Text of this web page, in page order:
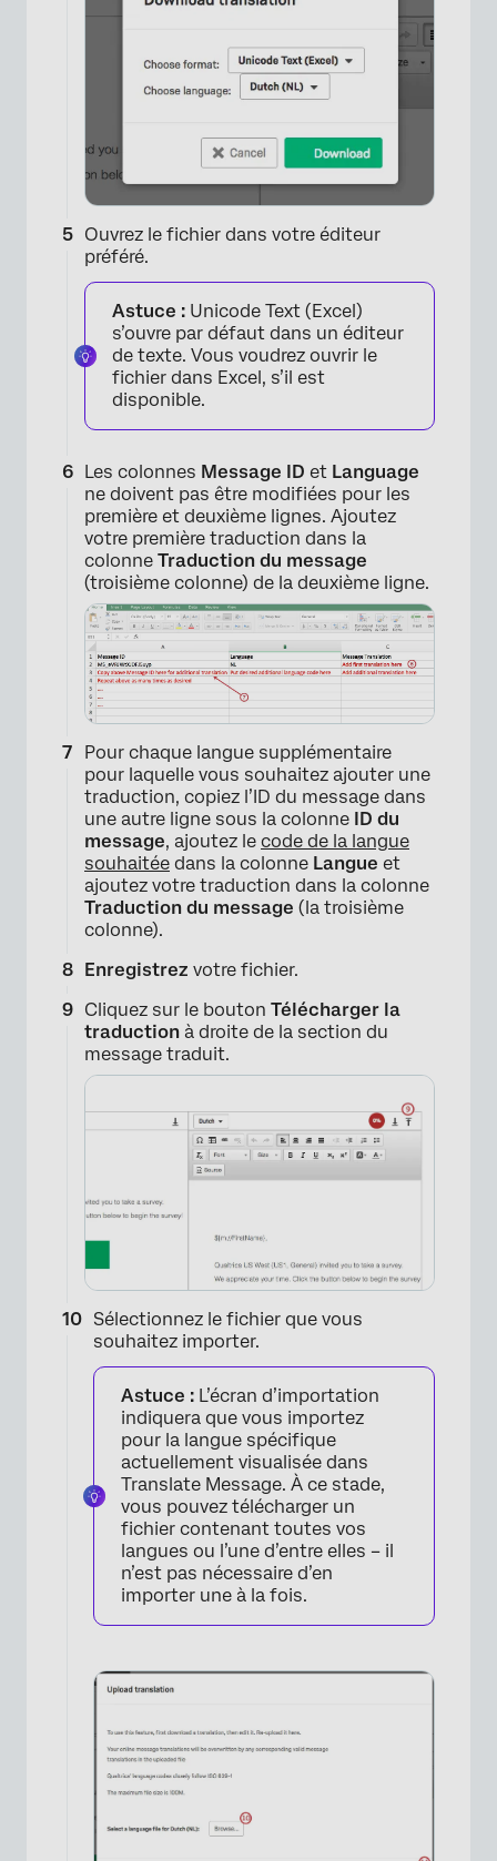
×
Ouvrez le fichier dans votre éditeur
préféré.
Astuce : Unicode Text (Excel)
s’ouvre par défaut dans un éditeur
de texte. Vous voudrez ouvrir le
fichier dans Excel, s’il est
disponible.
Les colonnes Message ID et Language
ne doivent pas être modifiées pour les
première et deuxième lignes. Ajoutez
votre première traduction dans la
colonne Traduction du message
(troisième colonne) de la deuxième ligne.
×
Pour chaque langue supplémentaire
pour laquelle vous souhaitez ajouter une
traduction, copiez l’ID du message dans
une autre ligne sous la colonne
ID du
message, ajoutez le code de la langue
souhaitée dans la colonne Langue et
ajoutez votre traduction dans la colonne
Traduction du message (la troisième
colonne).
Enregistrez votre fichier.
Cliquez sur le bouton Télécharger la
traduction à droite de la section du
message traduit.
Sélectionnez le fichier que vous
souhaitez importer.
Astuce : L’écran d’importation
indiquera que vous importez
pour la langue spécifique
actuellement visualisée dans
Translate Message. À ce stade,
vous pouvez télécharger un
fichier contenant toutes vos
langues ou l’une d’entre elles – il
n’est pas nécessaire d’en
importer une à la fois.